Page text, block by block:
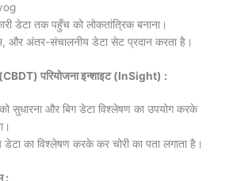
डेटा तक पहुँच को लोकतांत्रिक बनाना।
और अंतर-संचालनीय डेटा सेट प्रदान करता है।
(CBDT) परियोजना इन्शाइट (InSight) :
सुधारना और बिग डेटा विश्लेषण का उपयोग करके
डेटा का विश्लेषण करके कर चोरी का पता लगाता है।
: